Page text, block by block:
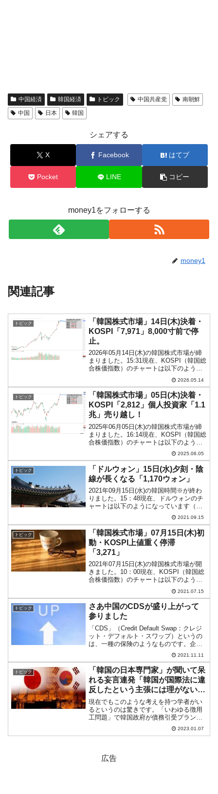
中国経済 韓国経済 トピック 中国共産党
南朝鮮
中国
日本 韓国
シェアする
X Facebook はてブ
Pocket LINE コピー
money1をフォローする
money1
関連記事
トピック
「韓国株式市場」14日(木)決着・
KOSPI「7,971」8,000寸前で停
止。
2026年05月14日(木)の韓国株式市場が締
まりました。15:31現在、KOSPI（韓国総
合株価指数）のチャートは以下のように
『Investing.com』より引用）。最高値は
「7,991.04」で終値は「7,97...
2026.05.14
トピック
「韓国株式市場」05日(木)決着・
KOSPI「2,812」個人投資家「1.1
兆」売り越し！
2025年06月05日(木)の韓国株式市場が締
まりました。16:14現在、KOSPI（韓国総
合株価指数）のチャートは以下のように
『Investing.com』より引用）。ローソク
足の上が削られましたが、KOSPIは「...
2025.06.05
トピック
「ドルウォン」15日(水)夕刻・陰
線が長くなる「1,170ウォン」
2021年09月15日(水)の韓国時間※が終わ
りました。15：48現在、ドルウォンのチ
ャートは以下のようになっています（チ
ャートは『Investing.com』より引用）。
残念ながら陰線が長くなりました。一時
「1ドル＝1,174ウォン」まで...
2021.09.15
トピック
「韓国株式市場」07月15日(木)初
動・KOSPI上値重く停滞
「3,271」
2021年07月15日(木)の韓国株式市場が開
きました。10：00現在、KOSPI（韓国総
合株価指数）のチャートは以下のように
『Investing.com』より引用）。うっすく
陽線ですがコマ足です。KOSPIは「3,...
2021.07.15
トピック
さあ中国のCDSが盛り上がって
参りました
「CDS」（Credit Default Swap：クレジ
ット・デフォルト・スワップ）というの
は、一種の保険のようなものです。企業
や国家がデフォルト（債務不履行）した
際に、その企業が発行した債券、その国
が発行した国債を購入した投資家はお金
を...
2021.11.11
トピック
「韓国の日本専門家」が聞いて呆
れる妄言連発「韓国が国際法に違
反したという主張には理がない」
「韓国は自分で近代化できた」
現在でもこのような考えを持つ学者がい
るというのは驚きです。「いわゆる徴用
工問題」で韓国政府が債務引受プランで
正面突破しようとしているためか、左
派・進歩系がカウンタープレッシャーを
2023.01.07
広告